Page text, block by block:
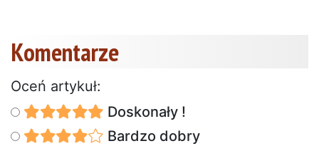
Komentarze
Oceń artykuł:
Doskonały !
Bardzo dobry